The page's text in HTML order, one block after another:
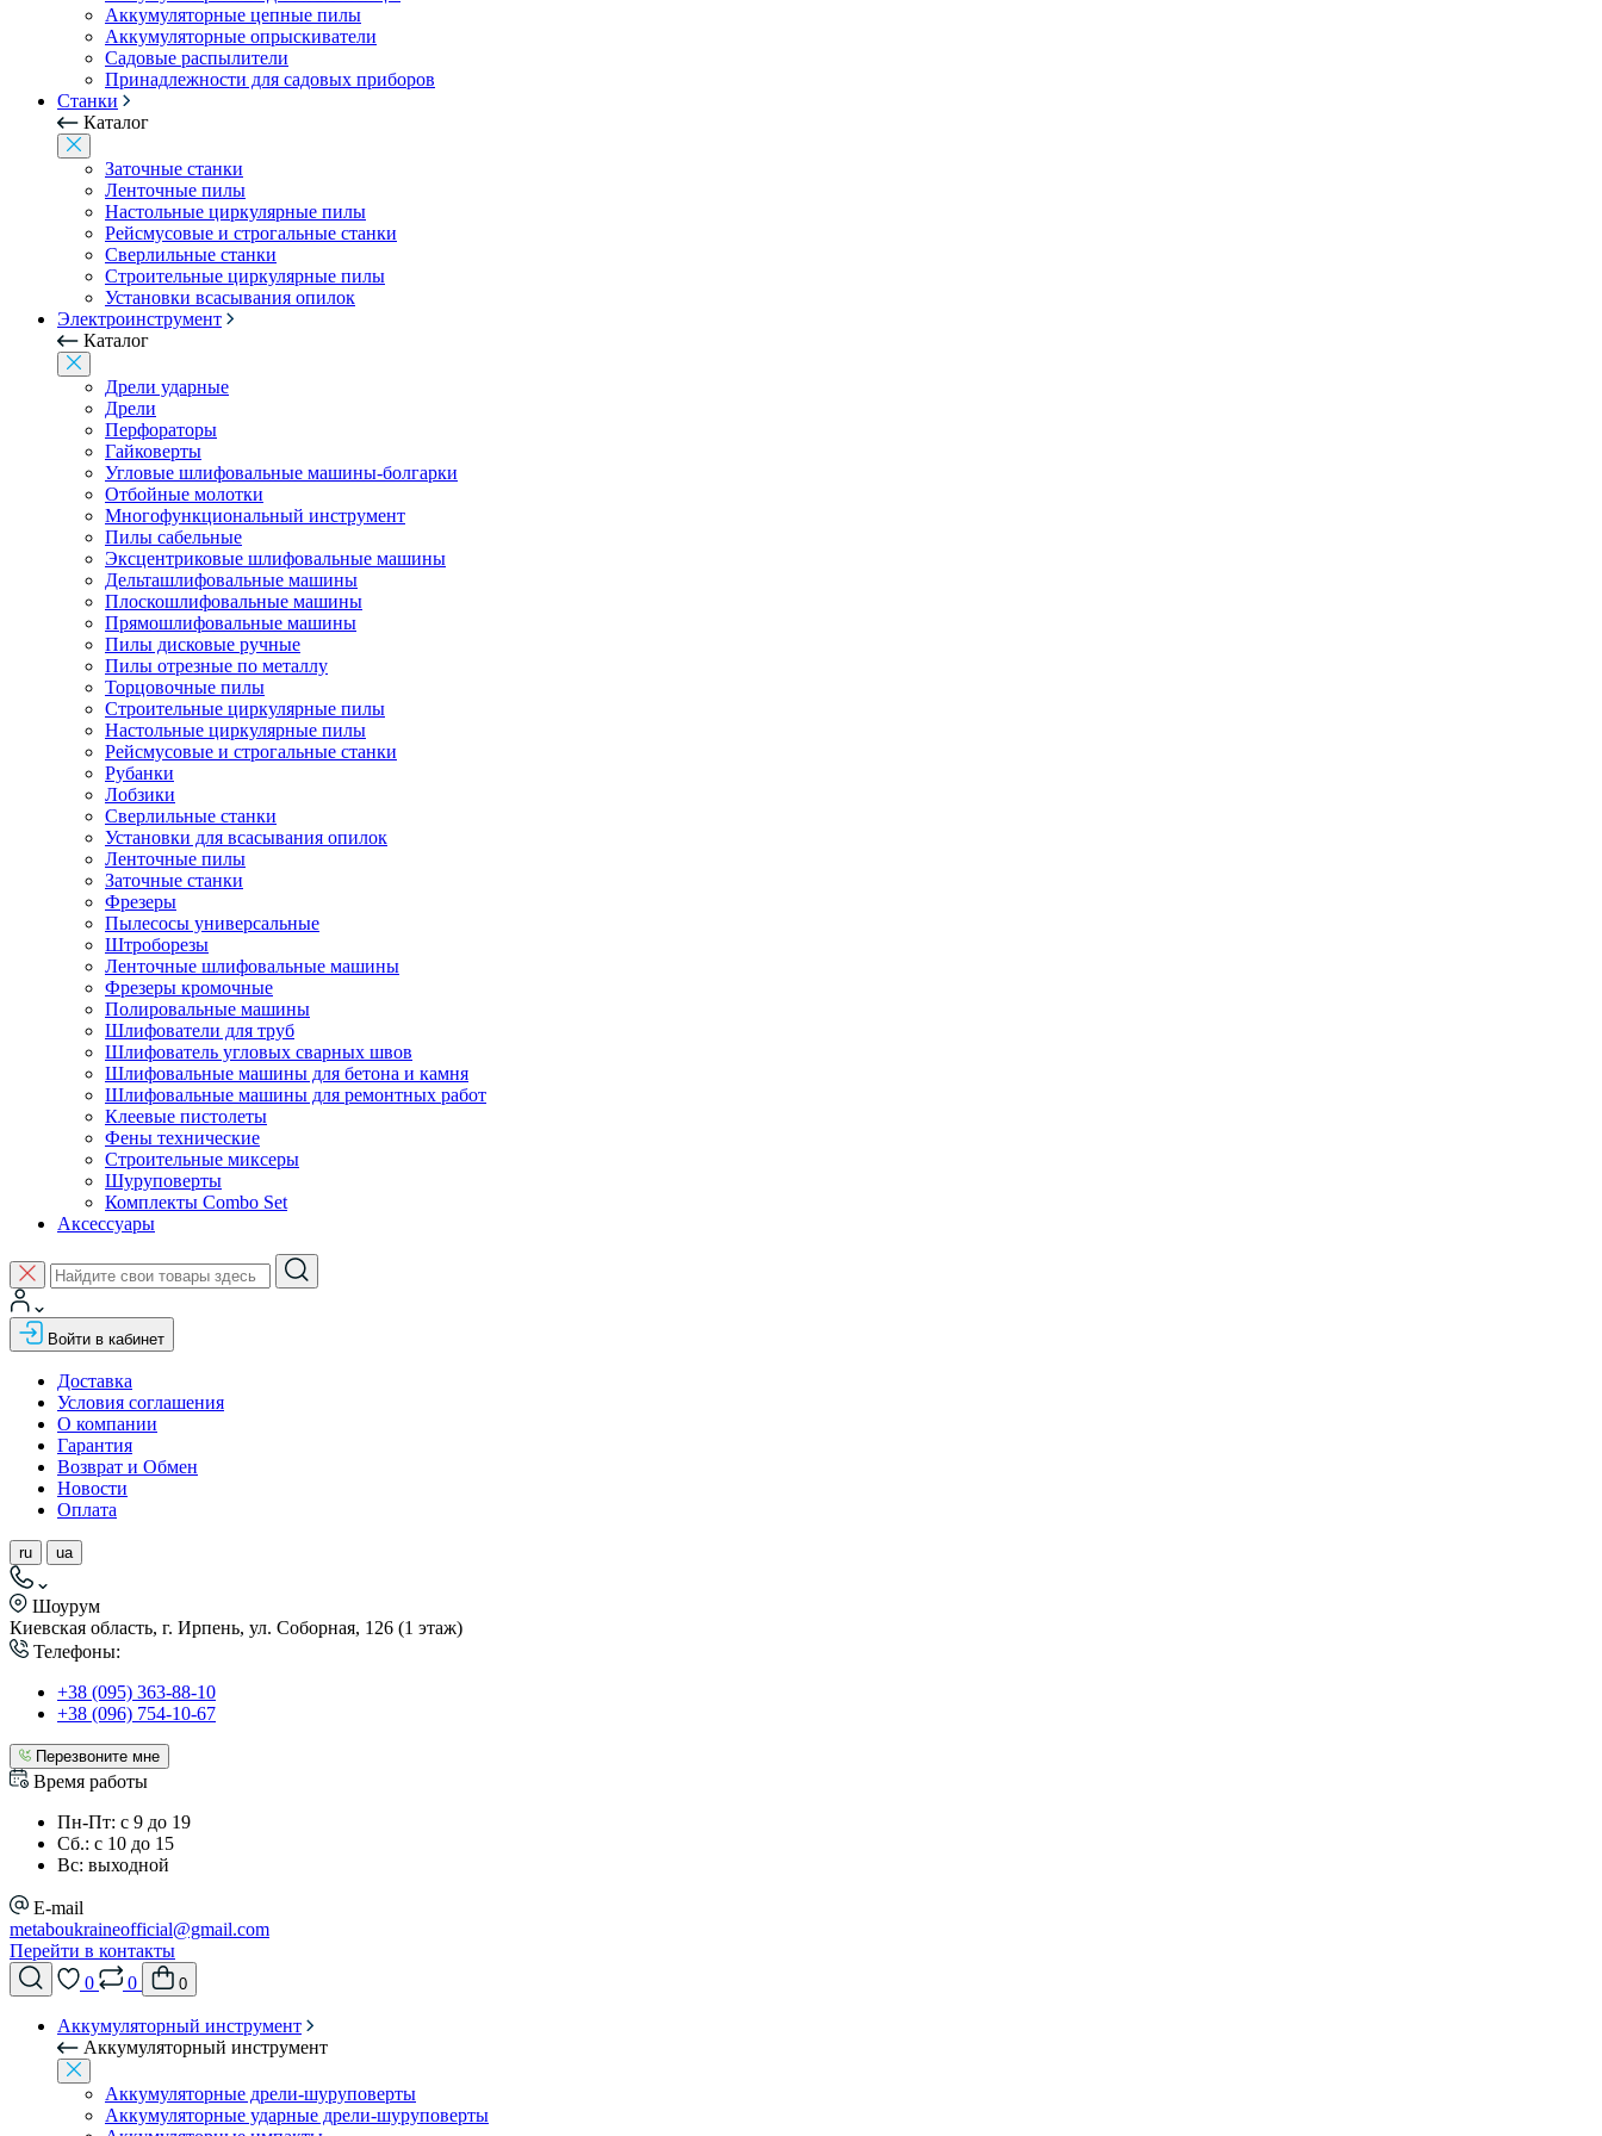
Аккумуляторные цепные пилы
Аккумуляторные опрыскиватели
Садовые распылители
Принадлежности для садовых приборов
Станки
Каталог
Заточные станки
Ленточные пилы
Настольные циркулярные пилы
Рейсмусовые и строгальные станки
Сверлильные станки
Строительные циркулярные пилы
Установки всасывания опилок
Электроинструмент
Каталог
Дрели ударные
Дрели
Перфораторы
Гайковерты
Угловые шлифовальные машины-болгарки
Отбойные молотки
Многофункциональный инструмент
Пилы сабельные
Эксцентриковые шлифовальные машины
Дельташлифовальные машины
Плоскошлифовальные машины
Прямошлифовальные машины
Пилы дисковые ручные
Пилы отрезные по металлу
Торцовочные пилы
Строительные циркулярные пилы
Настольные циркулярные пилы
Рейсмусовые и строгальные станки
Рубанки
Лобзики
Сверлильные станки
Установки для всасывания опилок
Ленточные пилы
Заточные станки
Фрезеры
Пылесосы универсальные
Штроборезы
Ленточные шлифовальные машины
Фрезеры кромочные
Полировальные машины
Шлифователи для труб
Шлифователь угловых сварных швов
Шлифовальные машины для бетона и камня
Шлифовальные машины для ремонтных работ
Клеевые пистолеты
Фены технические
Строительные миксеры
Шуруповерты
Комплекты Combo Set
Аксессуары
Войти в кабинет
Доставка
Условия соглашения
О компании
Гарантия
Возврат и Обмен
Новости
Оплата
ru ua
Шоурум
Киевская область, г. Ирпень, ул. Соборная, 126 (1 этаж)
Телефоны:
+38 (095) 363-88-10
+38 (096) 754-10-67
Перезвоните мне
Время работы
Пн-Пт: с 9 до 19
Сб.: с 10 до 15
Вс: выходной
E-mail
metaboukraineofficial@gmail.com
Перейти в контакты
0
0 0
Аккумуляторный инструмент
Аккумуляторный инструмент
Аккумуляторные дрели-шуруповерты
Аккумуляторные ударные дрели-шуруповерты